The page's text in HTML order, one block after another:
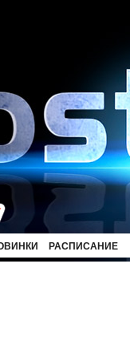
РАСПИСАНИЕ